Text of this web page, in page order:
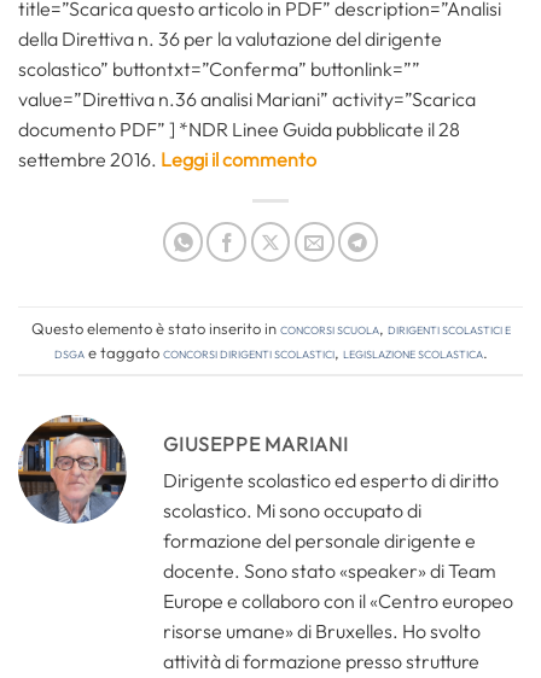
title=”Scarica questo articolo in PDF” description=”Analisi
della Direttiva n. 36 per la valutazione del dirigente
scolastico” buttontxt=”Conferma” buttonlink=””
value=”Direttiva n.36 analisi Mariani” activity=”Scarica
documento PDF” ] *NDR Linee Guida pubblicate il 28
settembre 2016. Leggi il commento
Questo elemento è stato inserito inConcorsi Scuola, Dirigenti Scolastici e
DSGAe taggatoconcorsi dirigenti scolastici, legislazione scolastica.
GIUSEPPE MARIANI
Dirigente scolastico ed esperto di diritto
scolastico. Mi sono occupato di
formazione del personale dirigente e
docente. Sono stato «speaker» di Team
Europe e collaboro con il «Centro europeo
risorse umane» di Bruxelles. Ho svolto
attività di formazione presso strutture